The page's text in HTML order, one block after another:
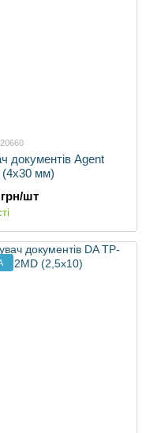
документів Agent
(4x30 мм)
шт